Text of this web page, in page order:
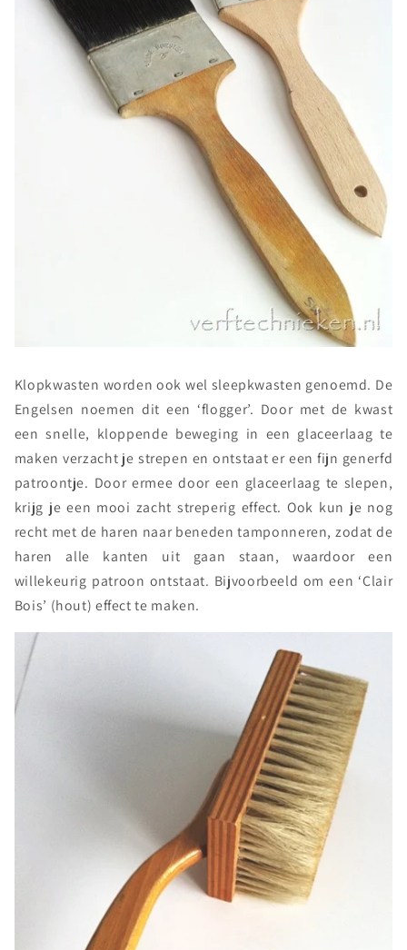
Klopkwasten worden ook wel sleepkwasten genoemd. De
Engelsen noemen dit een ‘flogger’. Door met de kwast
een snelle, kloppende beweging in een glaceerlaag te
maken verzacht je strepen en ontstaat er een fijn generfd
patroontje. Door ermee door een glaceerlaag te slepen,
krijg je een mooi zacht streperig effect. Ook kun je nog
recht met de haren naar beneden tamponneren, zodat de
haren alle kanten uit gaan staan, waardoor een
willekeurig patroon ontstaat. Bijvoorbeeld om een ‘Clair
Bois’ (hout) effect te maken.